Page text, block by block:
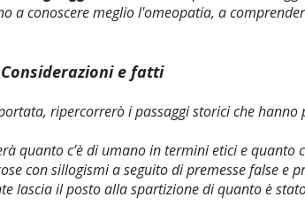
a conoscere meglio l'omeopatia, a
Considerazioni e fatti
ripercorrerò i passaggi storici che
c’è di umano in termini etici e quanto
con sillogismi a seguito di premesse false e
lascia il posto alla spartizione di quanto è